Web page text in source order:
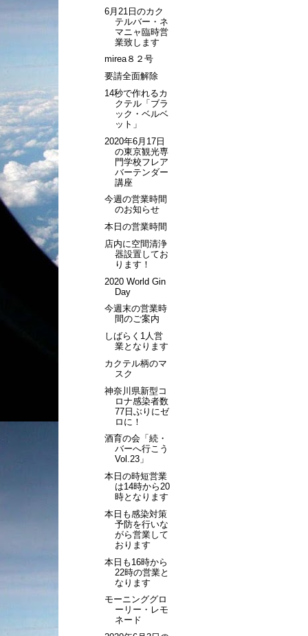
6月21日のカク
テルバー・ネ
マニャ臨時営
業致します
mirea８２号
要請全面解除
14秒で作れるカ
クテル「ブラ
ック・ベルベ
ット」
2020年6月17日
の東京観光専
門学校フレア
バーテンダー
講座
今週の営業時間
のお知らせ
本日の営業時間
店内に空間清浄
器設置してお
ります！
2020 World Gin
Day
今週末の営業時
間のご案内
しばらく1人営
業となります
カクテル柄のマ
スク
神奈川県新型コ
ロナ感染者数
77日ぶりにゼ
ロに！
酒育の会「続・
バーへ行こう
Vol.23」
本日の時短営業
は14時から20
時となります
本日も感染対策
予防を行いな
がら営業して
おります
本日も16時から
22時の営業と
なります
モーニンググロ
ーリー・レモ
ネード